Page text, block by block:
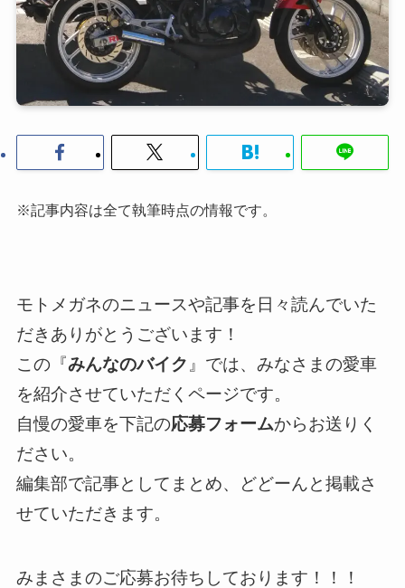
※記事内容は全て執筆時点の情報です。
モトメガネのニュースや記事を日々読んでいた
だきありがとうございます！
この『みんなのバイク 』では、みなさまの愛車
を紹介させていただくページです。
自慢の愛車を下記の応募フォームからお送りく
ださい。
編集部で記事としてまとめ、どどーんと掲載さ
せていただきます。
みまさまのご応募お待ちしております！！！